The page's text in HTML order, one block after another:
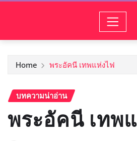
Home พระอัคนี เทพแห่งไฟ
บทความน่าอ่าน
พระอัคนี เทพ